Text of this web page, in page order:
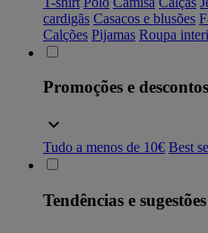
cardigãs Casacos e blusões
Calções Pijamas Roupa
Promoções e descontos
Tudo a menos de 10€ Best
Tendências e sugestões